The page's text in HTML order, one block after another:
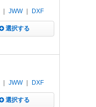
JWW｜ DXF
選択する
JWW｜ DXF
選択する